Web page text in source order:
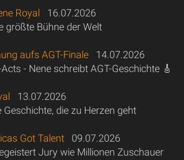
Royal 16.07.2026
größte Bühne der Welt
aufs AGT-Finale 14.07.2026
- Nene schreibt AGT-Geschichte 🎸
13.07.2026
die zu Herzen geht
Got Talent 09.07.2026
Jury wie Millionen Zuschauer